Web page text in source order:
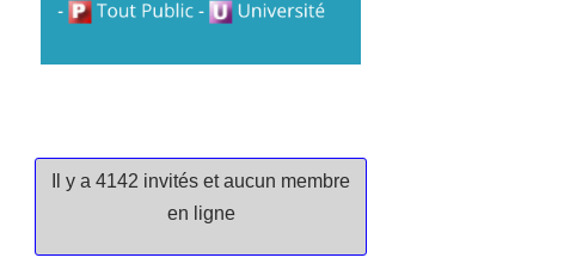
Il y a 4142 invités et aucun membre
en ligne